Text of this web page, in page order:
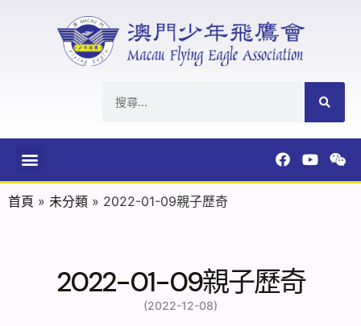
首頁 » 未分類 » 2022-01-09親子歷奇
2022-01-09親子歷奇
(2022-12-08)